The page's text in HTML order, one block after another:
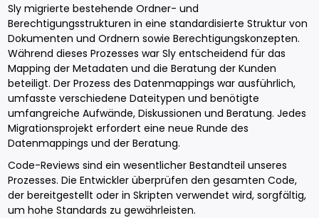
Sly migrierte bestehende Ordner- und
Berechtigungsstrukturen in eine standardisierte Struktur von
Dokumenten und Ordnern sowie Berechtigungskonzepten.
Während dieses Prozesses war Sly entscheidend für das
Mapping der Metadaten und die Beratung der Kunden
beteiligt. Der Prozess des Datenmappings war ausführlich,
umfasste verschiedene Dateitypen und benötigte
umfangreiche Aufwände, Diskussionen und Beratung. Jedes
Migrationsprojekt erfordert eine neue Runde des
Datenmappings und der Beratung.
Code-Reviews sind ein wesentlicher Bestandteil unseres
Prozesses. Die Entwickler überprüfen den gesamten Code,
der bereitgestellt oder in Skripten verwendet wird, sorgfältig,
um hohe Standards zu gewährleisten.